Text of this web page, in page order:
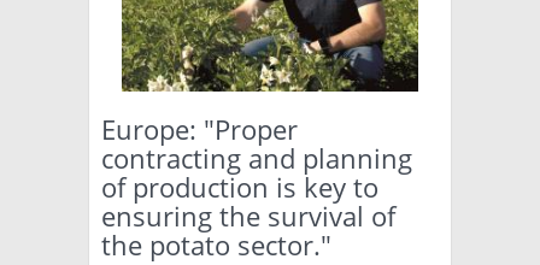
Europe: "Proper
contracting and planning
of production is key to
ensuring the survival of
the potato sector."